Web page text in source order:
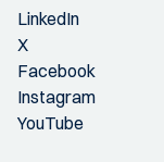
LinkedIn
X
Facebook
Instagram
YouTube